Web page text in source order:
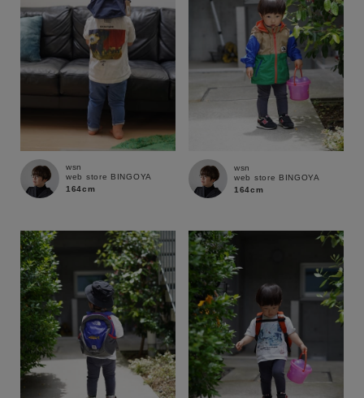
wsn
web store BINGOYA
164cm
wsn
web store BINGOYA
164cm